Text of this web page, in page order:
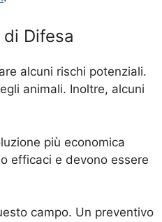
Difesa
alcuni rischi potenziali.
animali. Inoltre, alcuni
più economica
efficaci e devono essere
campo. Un preventivo